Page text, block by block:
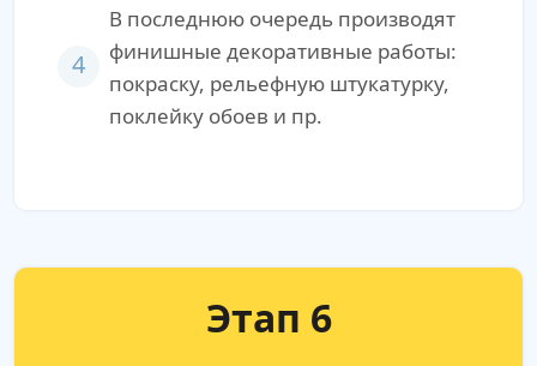
4
В последнюю очередь производят
финишные декоративные работы:
покраску, рельефную штукатурку,
поклейку обоев и пр.
Этап 6